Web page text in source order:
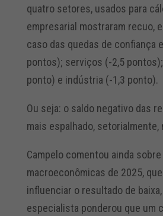
quatro setores, usados para
empresarial mostraram recuo,
caso das quedas de confiança
pontos); serviços (-2,5
ponto) e indústria (-1,3 ponto).
Ou seja: o saldo negativo das
mais espalhado, setorialmente,
Campelo comentou ainda
macroeconômicas de 2025,
influenciar o resultado de
especialista ponderou que um